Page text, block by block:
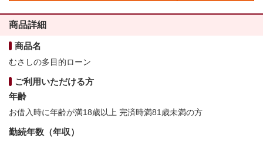
商品詳細
商品名
むさしの多目的ローン
ご利用いただける方
年齢
お借入時に年齢が満18歳以上 完済時満81歳未満の方
勤続年数（年収）